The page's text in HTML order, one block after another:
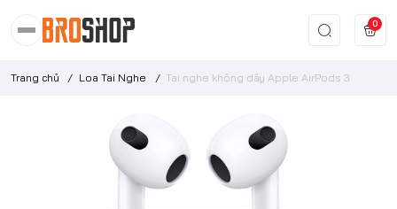
0
Trang chủ / Loa Tai Nghe / Tai nghe không dây Apple AirPods 3